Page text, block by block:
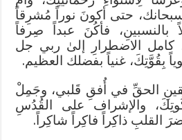
سبحانك، حتى أكونَ نوراً مُشرِقاً
بالنسبينِ، فأكُنَ عبداً صِرفاً
كامل الاضطرارِ إلىٰ ربي جل
بِقُوَّتِكَ، غنياً بفضلك العظيم.
الحقِّ في أُفقِ قَلبي، وجَمِلْ
والإشراف على القُدُسِ
القلبِ ذاكِراً فاكِراً شاكِراً.